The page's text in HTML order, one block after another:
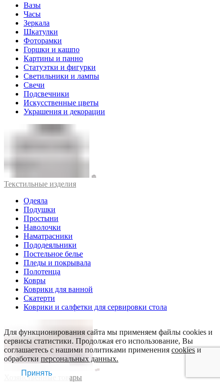
Вазы
Часы
Зеркала
Шкатулки
Фоторамки
Горшки и кашпо
Картины и панно
Статуэтки и фигурки
Светильники и лампы
Свечи
Подсвечники
Искусственные цветы
Украшения и декорации
Текстильные изделия
Одеяла
Подушки
Простыни
Наволочки
Наматрасники
Пододеяльники
Постельное белье
Пледы и покрывала
Полотенца
Ковры
Коврики для ванной
Скатерти
Коврики и салфетки для сервировки стола
Хозяйственные товары
Для функционирования сайта мы применяем файлы cookies и
сервисы статистики. Продолжая его использование, Вы
соглашаетесь с нашими политиками применения cookiesи
обработки персональных данных.
Принять